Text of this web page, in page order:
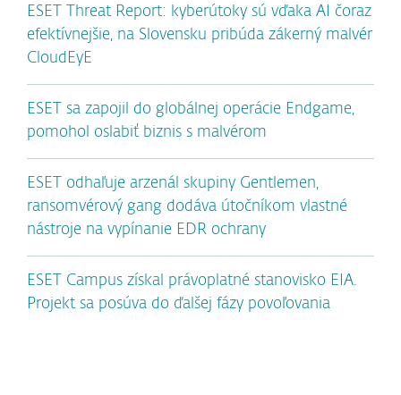
ESET Threat Report: kyberútoky sú vďaka AI čoraz
efektívnejšie, na Slovensku pribúda zákerný malvér
CloudEyE
ESET sa zapojil do globálnej operácie Endgame,
pomohol oslabiť biznis s malvérom
ESET odhaľuje arzenál skupiny Gentlemen,
ransomvérový gang dodáva útočníkom vlastné
nástroje na vypínanie EDR ochrany
ESET Campus získal právoplatné stanovisko EIA.
Projekt sa posúva do ďalšej fázy povoľovania